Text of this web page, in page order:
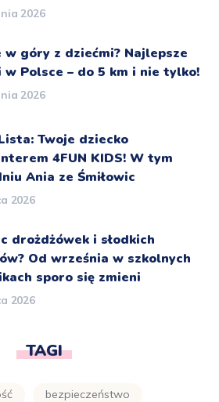
2026
w góry z dziećmi? Najlepsze
w Polsce – do 5 km i nie tylko!
2026
Twoje dziecko
4FUN KIDS! W tym
Ania ze Śmiłowic
2026
drożdżówek i słodkich
Od września w szkolnych
sporo się zmieni
2026
TAGI
bezpieczeństwo